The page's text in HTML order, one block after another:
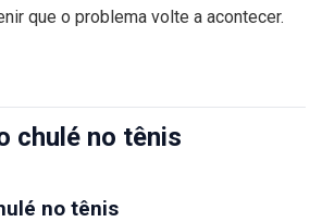
que o problema volte a acontecer.
chulé no tênis
no tênis